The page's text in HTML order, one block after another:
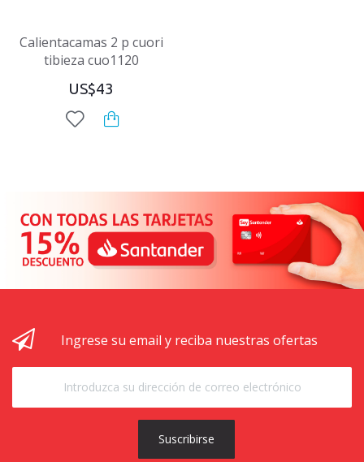
Calientacamas 2 p cuori
tibieza cuo1120
US$43
Ingrese su email y reciba nuestras ofertas
Suscribirse